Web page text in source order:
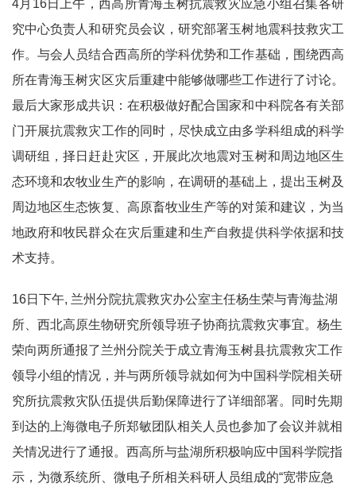
4月16日上午，西高所青海玉树抗震救灾应急小组召集各研
究中心负责人和研究员会议，研究部署玉树地震科技救灾工
作。与会人员结合西高所的学科优势和工作基础，围绕西高
所在青海玉树灾区灾后重建中能够做哪些工作进行了讨论。
最后大家形成共识：在积极做好配合国家和中科院各有关部
门开展抗震救灾工作的同时，尽快成立由多学科组成的科学
调研组，择日赶赴灾区，开展此次地震对玉树和周边地区生
态环境和农牧业生产的影响，在调研的基础上，提出玉树及
周边地区生态恢复、高原畜牧业生产等的对策和建议，为当
地政府和牧民群众在灾后重建和生产自救提供科学依据和技
术支持。
16日下午, 兰州分院抗震救灾办公室主任杨生荣与青海盐湖
所、西北高原生物研究所领导班子协商抗震救灾事宜。杨生
荣向两所通报了兰州分院关于成立青海玉树县抗震救灾工作
领导小组的情况，并与两所领导就如何为中国科学院相关研
究所抗震救灾队伍提供后勤保障进行了详细部署。同时先期
到达的上海微电子所郑敏团队相关人员也参加了会议并就相
关情况进行了通报。西高所与盐湖所积极响应中国科学院指
示，为微系统所、微电子所相关科研人员组成的“宽带应急